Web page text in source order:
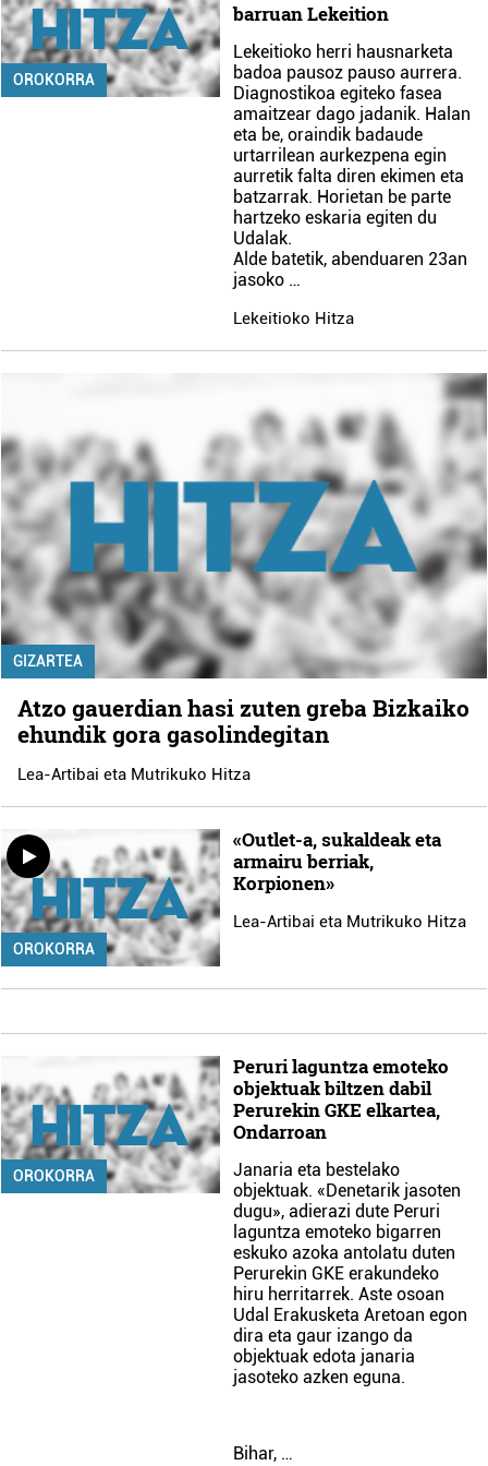
OROKORRA
barruan Lekeition
Lekeitioko herri hausnarketa
badoa pausoz pauso aurrera.
Diagnostikoa egiteko fasea
amaitzear dago jadanik. Halan
eta be, oraindik badaude
urtarrilean aurkezpena egin
aurretik falta diren ekimen eta
batzarrak. Horietan be parte
hartzeko eskaria egiten du
Udalak.
Alde batetik, abenduaren 23an
jasoko …
Lekeitioko Hitza
GIZARTEA
Atzo gauerdian hasi zuten greba Bizkaiko
ehundik gora gasolindegitan
Lea-Artibai eta Mutrikuko Hitza
OROKORRA
«Outlet-a, sukaldeak eta
armairu berriak,
Korpionen»
Lea-Artibai eta Mutrikuko Hitza
OROKORRA
Peruri laguntza emoteko
objektuak biltzen dabil
Perurekin GKE elkartea,
Ondarroan
Janaria eta bestelako
objektuak. «Denetarik jasoten
dugu», adierazi dute Peruri
laguntza emoteko bigarren
eskuko azoka antolatu duten
Perurekin GKE erakundeko
hiru herritarrek. Aste osoan
Udal Erakusketa Aretoan egon
dira eta gaur izango da
objektuak edota janaria
jasoteko azken eguna.
Bihar, …